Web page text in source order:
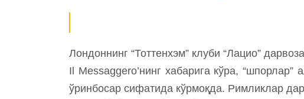
Лондоннинг “Тоттенхэм” клуби “Лацио”
Il Messaggero’нинг хабарига кўра, “шпорлар”
ўринбосар сифатида кўрмоқда. Римликлар